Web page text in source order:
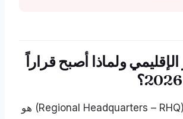
ولماذا أصبح قراراً
المقر الإقليمي (Regional Headquarters – RHQ) هو